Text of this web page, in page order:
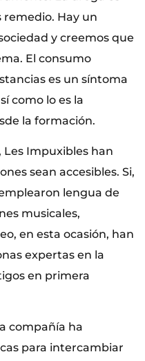
remedio. Hay un
y creemos que
El consumo
es un síntoma
como lo es la
la formación.
Impuxibles han
sean accesibles. Si,
lengua de
musicales,
en esta ocasión, han
expertas en la
en primera
compañía ha
para intercambiar